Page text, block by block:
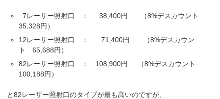
7レーザー照射口 ： 38,400円 （8%デスカウント
35,328円）
12レーザー照射口 ： 71,400円 （8%デスカウン
ト 65,688円）
82レーザー照射口 ： 108,900円 （8%デスカウント
100,188円）
と82レーザー照射口のタイプが最も高いのですが、